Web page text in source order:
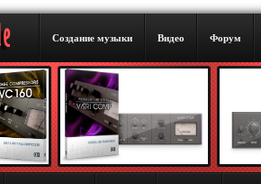
Создание музыки Видео Форум